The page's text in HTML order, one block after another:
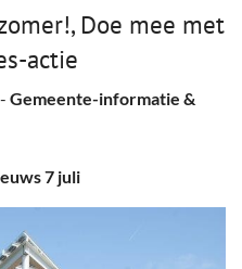
Doe mee met
actie
- Gemeente-informatie &
7 juli